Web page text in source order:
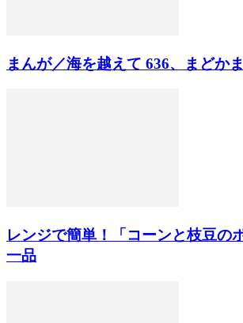
まんが／海を越えて 636、まどか
レンジで簡単！「コーンと枝豆の
一品